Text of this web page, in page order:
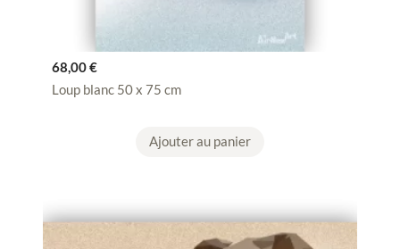
68,00€
Loup blanc 50 x 75 cm
Ajouter au panier